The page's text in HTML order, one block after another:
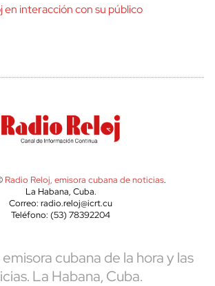
en interacción con su público
Radio Reloj, emisora cubana de noticias.
La Habana, Cuba.
Correo: radio.reloj@icrt.cu
Teléfono: (53) 78392204
emisora cubana de la hora y las
La Habana, Cuba.